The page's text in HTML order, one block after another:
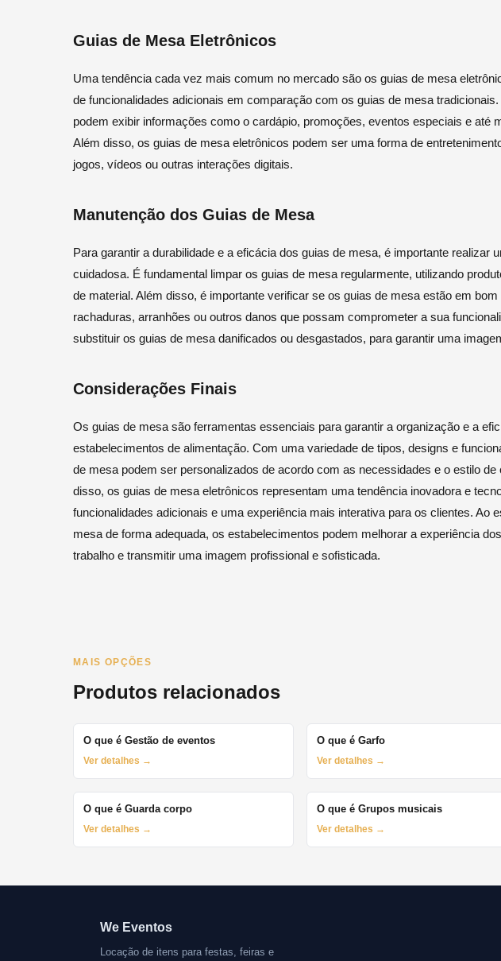
Guias de Mesa Eletrônicos
Uma tendência cada vez mais comum no mercado são os guias de mesa
de funcionalidades adicionais em comparação com os guias de mesa
podem exibir informações como o cardápio, promoções, eventos especiais e até
Além disso, os guias de mesa eletrônicos podem ser uma forma de
jogos, vídeos ou outras interações digitais.
Manutenção dos Guias de Mesa
Para garantir a durabilidade e a eficácia dos guias de mesa, é importante realizar
cuidadosa. É fundamental limpar os guias de mesa regularmente, utilizando
de material. Além disso, é importante verificar se os guias de mesa estão em
rachaduras, arranhões ou outros danos que possam comprometer a sua
substituir os guias de mesa danificados ou desgastados, para garantir uma
Considerações Finais
Os guias de mesa são ferramentas essenciais para garantir a organização e a
estabelecimentos de alimentação. Com uma variedade de tipos, designs e
de mesa podem ser personalizados de acordo com as necessidades e o estilo de
disso, os guias de mesa eletrônicos representam uma tendência inovadora e
funcionalidades adicionais e uma experiência mais interativa para os clientes. Ao
mesa de forma adequada, os estabelecimentos podem melhorar a experiência
trabalho e transmitir uma imagem profissional e sofisticada.
MAIS OPÇÕES
Produtos relacionados
O que é Gestão de eventos
Ver detalhes →
O que é Garfo
Ver detalhes →
O que é Guarda corpo
Ver detalhes →
O que é Grupos musicais
Ver detalhes →
We Eventos
Locação de itens para festas, feiras e